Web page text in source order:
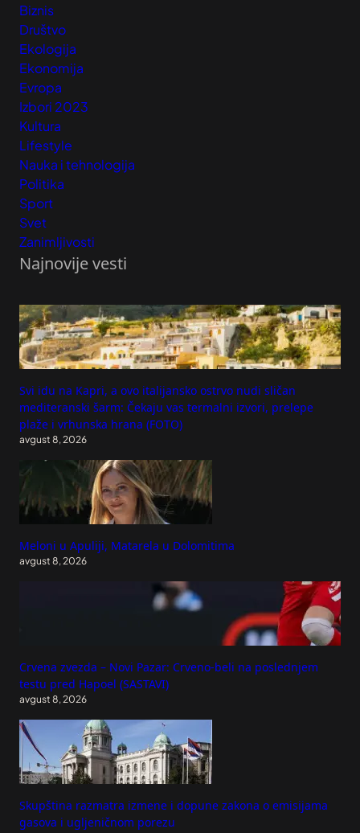
Biznis
Društvo
Ekologija
Ekonomija
Evropa
Izbori 2023
Kultura
Lifestyle
Nauka i tehnologija
Politika
Sport
Svet
Zanimljivosti
Najnovije vesti
Svi idu na Kapri, a ovo italijansko ostrvo nudi sličan
mediteranski šarm: Čekaju vas termalni izvori, prelepe
plaže i vrhunska hrana (FOTO)
avgust 8, 2026
Meloni u Apuliji, Matarela u Dolomitima
avgust 8, 2026
Crvena zvezda – Novi Pazar: Crveno-beli na poslednjem
testu pred Hapoel (SASTAVI)
avgust 8, 2026
Skupština razmatra izmene i dopune zakona o emisijama
gasova i ugljeničnom porezu